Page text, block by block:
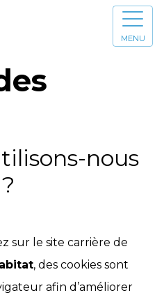
MENU
nous
sur le site carrière de
, des cookies sont
afin d’améliorer